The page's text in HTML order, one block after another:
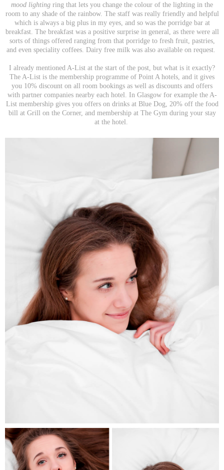
mood lighting ring that lets you change the colour of the lighting in the
room to any shade of the rainbow. The staff was really friendly and helpful
which is always a big plus in my eyes, and so was the porridge bar at
breakfast. The breakfast was a positive surprise in general, as there were all
sorts of things offered ranging from that porridge to fresh fruit, pastries,
and even speciality coffees. Dairy free milk was also available on request.
I already mentioned A-List at the start of the post, but what is it exactly?
The A-List is the membership programme of Point A hotels, and it gives
you 10% discount on all room bookings as well as discounts and offers
with partner companies nearby each hotel. In Glasgow for example the A-
List membership gives you offers on drinks at Blue Dog, 20% off the food
bill at Grill on the Corner, and membership at The Gym during your stay
at the hotel.